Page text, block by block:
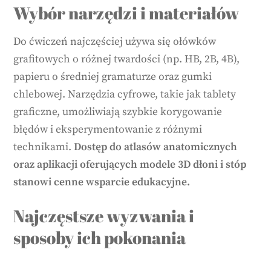
Wybór narzędzi i materiałów
Do ćwiczeń najczęściej używa się ołówków
grafitowych o różnej twardości (np. HB, 2B, 4B),
papieru o średniej gramaturze oraz gumki
chlebowej. Narzędzia cyfrowe, takie jak tablety
graficzne, umożliwiają szybkie korygowanie
błędów i eksperymentowanie z różnymi
technikami.Dostęp do atlasów anatomicznych
oraz aplikacji oferujących modele 3D dłoni i stóp
stanowi cenne wsparcie edukacyjne.
Najczęstsze wyzwania i
sposoby ich pokonania